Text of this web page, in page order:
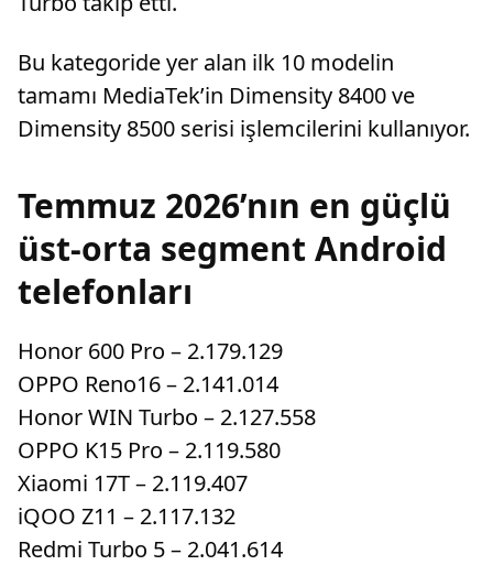
Bu kategoride yer alan ilk 10 modelin
tamamı MediaTek’in Dimensity 8400 ve
Dimensity 8500 serisi işlemcilerini kullanıyor.
Temmuz 2026’nın en güçlü
üst-orta segment Android
telefonları
Honor 600 Pro – 2.179.129
OPPO Reno16 – 2.141.014
Honor WIN Turbo – 2.127.558
OPPO K15 Pro – 2.119.580
Xiaomi 17T – 2.119.407
iQOO Z11 – 2.117.132
Redmi Turbo 5 – 2.041.614